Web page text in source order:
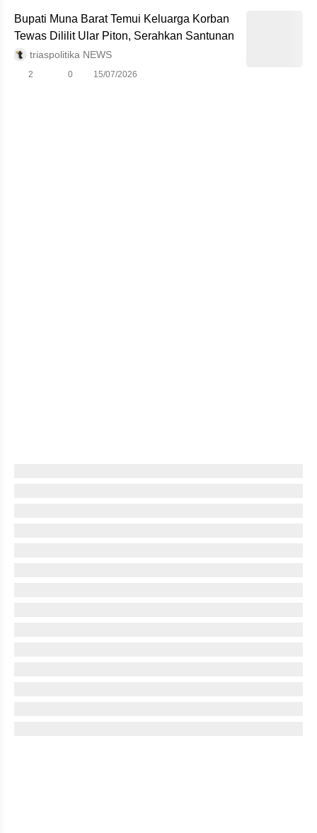
Bupati Muna Barat Temui Keluarga Korban
Tewas Dililit Ular Piton, Serahkan Santunan
triaspolitika NEWS
2 0 15/07/2026